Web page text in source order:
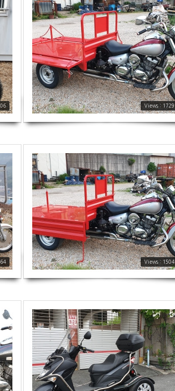
Views : 1729
1729
Views : 1504
1504
1806